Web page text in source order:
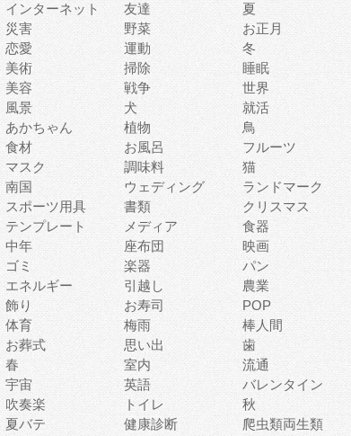
インターネット 友達 夏
災害 野菜 お正月
恋愛 運動 冬
美術 掃除 睡眠
美容 戦争 世界
風景 犬 就活
あかちゃん 植物 鳥
食材 お風呂 フルーツ
マスク 調味料 猫
南国 ウェディング ランドマーク
スポーツ用具 書類 クリスマス
テンプレート メディア 食器
中年 座布団 映画
ゴミ 楽器 パン
エネルギー 引越し 農業
飾り お寿司 POP
体育 梅雨 棒人間
お葬式 思い出 歯
春 室内 流通
宇宙 英語 バレンタイン
吹奏楽 トイレ 秋
夏バテ 健康診断 爬虫類両生類